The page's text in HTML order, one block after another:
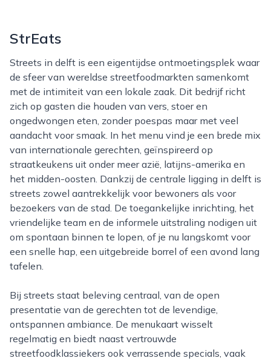
StrEats
Streets in delft is een eigentijdse ontmoetingsplek waar
de sfeer van wereldse streetfoodmarkten samenkomt
met de intimiteit van een lokale zaak. Dit bedrijf richt
zich op gasten die houden van vers, stoer en
ongedwongen eten, zonder poespas maar met veel
aandacht voor smaak. In het menu vind je een brede mix
van internationale gerechten, geïnspireerd op
straatkeukens uit onder meer azië, latijns-amerika en
het midden-oosten. Dankzij de centrale ligging in delft is
streets zowel aantrekkelijk voor bewoners als voor
bezoekers van de stad. De toegankelijke inrichting, het
vriendelijke team en de informele uitstraling nodigen uit
om spontaan binnen te lopen, of je nu langskomt voor
een snelle hap, een uitgebreide borrel of een avond lang
tafelen.
Bij streets staat beleving centraal, van de open
presentatie van de gerechten tot de levendige,
ontspannen ambiance. De menukaart wisselt
regelmatig en biedt naast vertrouwde
streetfoodklassiekers ook verrassende specials, vaak